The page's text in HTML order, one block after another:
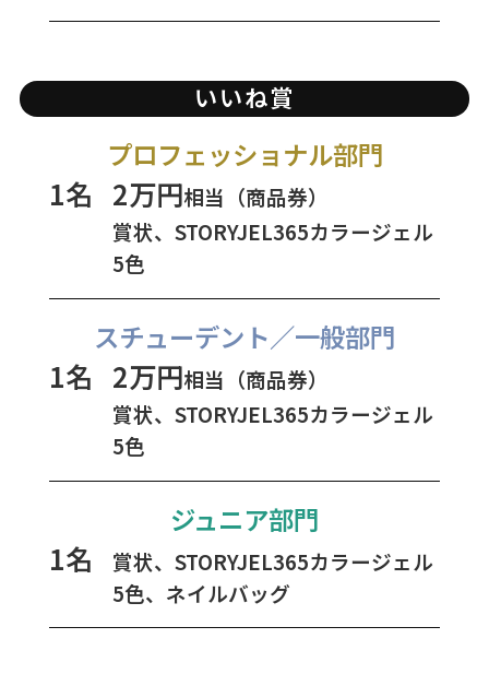
いいね賞
プロフェッショナル部門
1名 2万円相当（商品券）
賞状、STORYJEL365カラージェル
5色
スチューデント／一般部門
1名 2万円相当（商品券）
賞状、STORYJEL365カラージェル
5色
ジュニア部門
1名
賞状、STORYJEL365カラージェル
5色、ネイルバッグ